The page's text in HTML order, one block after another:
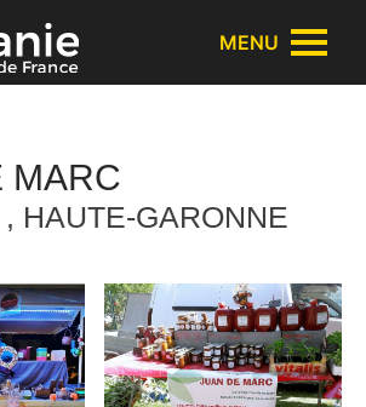
des cookies
MENU
MARC
HAUTE-GARONNE